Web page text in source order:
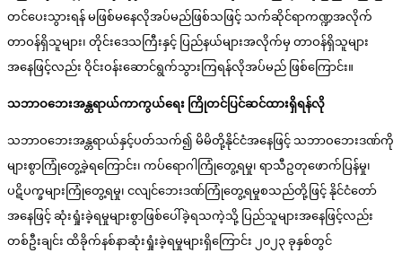
တင်ပေးသွားရန် မဖြစ်မနေလိုအပ်မည်ဖြစ်သဖြင့် သက်ဆိုင်ရာကဏ္ဍအလိုက်
တာဝန်ရှိသူများ၊ တိုင်းဒေသကြီးနှင့် ပြည်နယ်များအလိုက်မှ တာဝန်ရှိသူများ
အနေဖြင့်လည်း ဝိုင်းဝန်းဆောင်ရွက်သွားကြရန်လိုအပ်မည် ဖြစ်ကြောင်း။
သဘာဝဘေးအန္တရာယ်ကာကွယ်ရေး ကြိုတင်ပြင်ဆင်ထားရှိရန်လို
သဘာဝဘေးအန္တရာယ်နှင့်ပတ်သက်၍ မိမိတို့နိုင်ငံအနေဖြင့် သဘာဝဘေးဒဏ်ကို
များစွာကြုံတွေ့ခဲ့ရကြောင်း၊ ကပ်ရောဂါကြုံတွေ့ရမှု၊ ရာသီဥတုဖောက်ပြန်မှု၊
ပဋိပက္ခများကြုံတွေ့ရမှု၊ ငလျင်ဘေးဒဏ်ကြုံတွေ့ရမှုစသည်တို့ဖြင့် နိုင်ငံတော်
အနေဖြင့် ဆုံးရှုံးခဲ့ရမှုများစွာဖြစ်ပေါ်ခဲ့ရသကဲ့သို့ ပြည်သူများအနေဖြင့်လည်း
တစ်ဦးချင်း ထိခိုက်နစ်နာဆုံးရှုံးခဲ့ရမှုများရှိကြောင်း ၂၀၂၃ ခုနှစ်တွင်